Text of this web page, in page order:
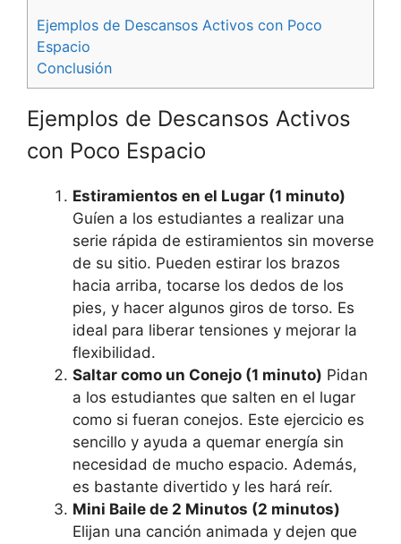
Ejemplos de Descansos Activos con Poco
Espacio
Conclusión
Ejemplos de Descansos Activos
con Poco Espacio
Estiramientos en el Lugar (1 minuto)
Guíen a los estudiantes a realizar una
serie rápida de estiramientos sin moverse
de su sitio. Pueden estirar los brazos
hacia arriba, tocarse los dedos de los
pies, y hacer algunos giros de torso. Es
ideal para liberar tensiones y mejorar la
flexibilidad.
Saltar como un Conejo (1 minuto) Pidan
a los estudiantes que salten en el lugar
como si fueran conejos. Este ejercicio es
sencillo y ayuda a quemar energía sin
necesidad de mucho espacio. Además,
es bastante divertido y les hará reír.
Mini Baile de 2 Minutos (2 minutos)
Elijan una canción animada y dejen que